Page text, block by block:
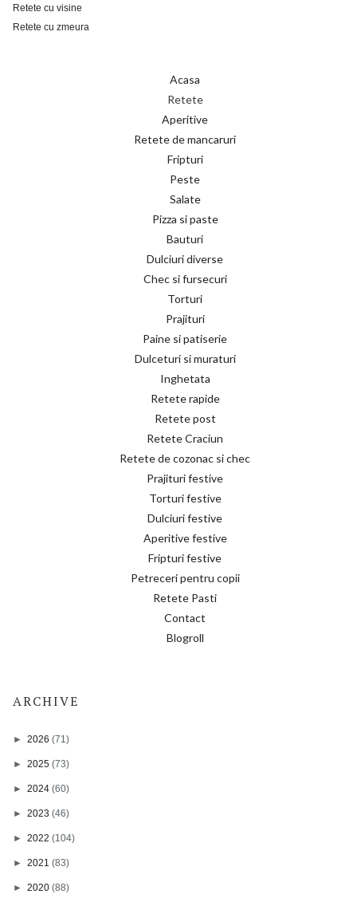
Retete cu visine
Retete cu zmeura
Acasa
Retete
Aperitive
Retete de mancaruri
Fripturi
Peste
Salate
Pizza si paste
Bauturi
Dulciuri diverse
Chec si fursecuri
Torturi
Prajituri
Paine si patiserie
Dulceturi si muraturi
Inghetata
Retete rapide
Retete post
Retete Craciun
Retete de cozonac si chec
Prajituri festive
Torturi festive
Dulciuri festive
Aperitive festive
Fripturi festive
Petreceri pentru copii
Retete Pasti
Contact
Blogroll
ARCHIVE
► 2026 (71)
► 2025 (73)
► 2024 (60)
► 2023 (46)
► 2022 (104)
► 2021 (83)
► 2020 (88)